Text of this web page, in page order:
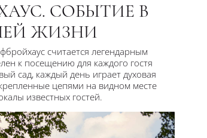
СОБЫТИЕ В
ЖИЗНИ
считается легендарным
к посещению для каждого гостя
сад, каждый день играет духовая
цепями на видном месте
известных гостей.